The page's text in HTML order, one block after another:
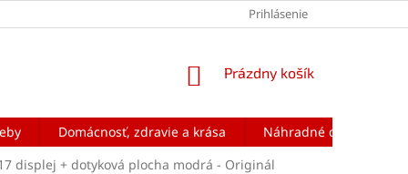
Prihlásenie
NÁKUPNÝ
Prázdny košík
Domácnosť, zdravie a krása
Náhradné diely na
displej + dotyková plocha modrá - Originál